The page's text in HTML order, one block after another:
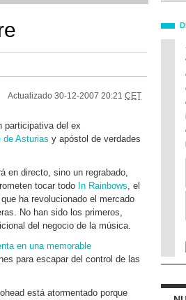
Actualizado 30-12-2007 20:21 CET
participativa del ex
de Asturias y apóstol de verdades
en directo, sino un regrabado,
tocar todo In Rainbows, el
ha revolucionado el mercado
No han sido los primeros,
del negocio de la música.
en una memorable
para escapar del control de las
está atormentado porque